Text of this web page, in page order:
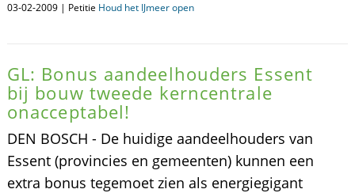
03-02-2009 | Petitie Houd het IJmeer open
GL: Bonus aandeelhouders Essent
bij bouw tweede kerncentrale
onacceptabel!
DEN BOSCH - De huidige aandeelhouders van
Essent (provincies en gemeenten) kunnen een
extra bonus tegemoet zien als energiegigant